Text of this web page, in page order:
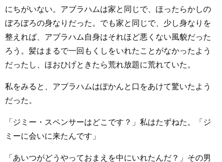
にちがいない。アブラハムは家と同じで、ほったらかしの
ぼろぼろの身なりだった。でも家と同じで、少し身なりを
整えれば、アブラハム自身はそれほど悪くない風貌だった
ろう。髪はまるで一回もくしをいれたことがなかったよう
だったし、ほおひげときたら荒れ放題に荒れていた。
私をみると、アブラハムはぽかんと口をあけて驚いたよう
だった。
「ジミー・スペンサーはどこです？」私はたずねた。「ジ
ミーに会いに来たんです」
「あいつがどうやっておまえを中にいれたんだ？」その男